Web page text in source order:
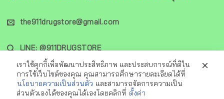
the911drugstore@gmail.com
LINE: @911DRUGSTORE
เราใช้คุกกี้เพื่อพัฒนาประสิทธิภาพ และประสบการณ์ที่ดีใน
การใช้เว็บไซต์ของคุณ คุณสามารถศึกษารายละเอียดได้ที่
นโยบายความเป็นส่วนตัว และสามารถจัดการความเป็น
ส่วนตัวเองได้ของคุณได้เองโดยคลิกที่ ตั้งค่า